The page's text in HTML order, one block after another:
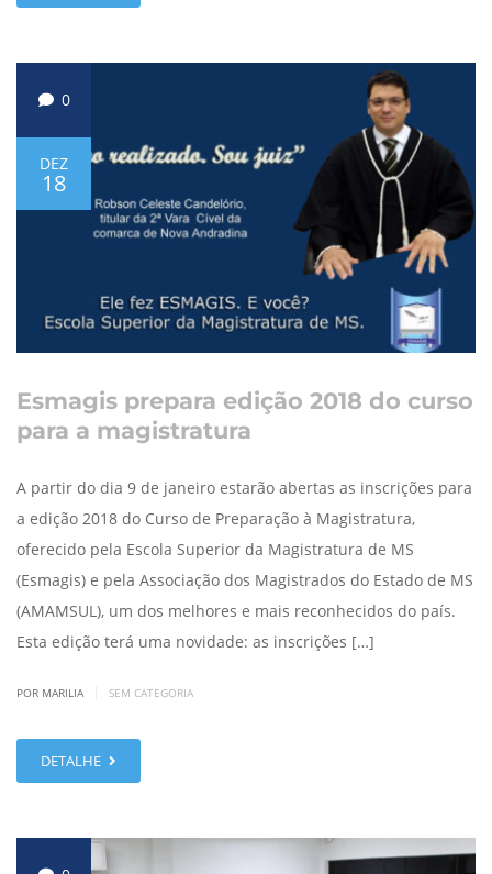
0
DEZ
18
Esmagis prepara edição 2018 do curso
para a magistratura
A partir do dia 9 de janeiro estarão abertas as inscrições para
a edição 2018 do Curso de Preparação à Magistratura,
oferecido pela Escola Superior da Magistratura de MS
(Esmagis) e pela Associação dos Magistrados do Estado de MS
(AMAMSUL), um dos melhores e mais reconhecidos do país.
Esta edição terá uma novidade: as inscrições […]
POR MARILIA SEM CATEGORIA
DETALHE